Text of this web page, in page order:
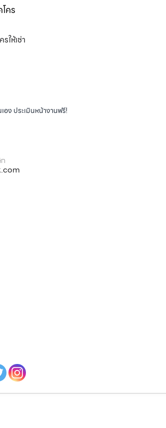
คร
ให้เช่า
ง ประเมินหน้างานฟรี!